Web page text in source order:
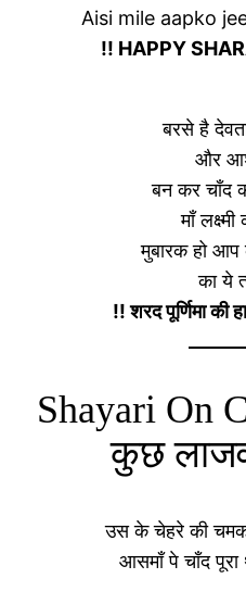
Aisi mile aapko
!! HAPPY
बरसे है
और
बन कर चाँद
माँ
मुबारक हो आप
का ये
!! शरद पूर्णिमा की
Shayari On
कुछ
उस के चेहरे की चमक
आसमाँ पे चाँद